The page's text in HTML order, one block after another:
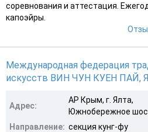
соревнования и аттестация.
капоэйры.
Международная федерация
искусств ВИН ЧУН КУЕН ПАЙ,
Адрес:
АР Крым, г. Ялта,
Южнобережное
Направление: секция кунг-фу